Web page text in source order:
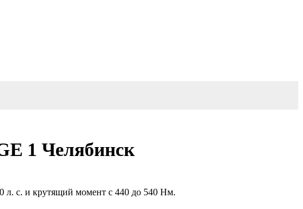
1 Челябинск
л. с. и крутящий момент с 440 до 540 Нм.